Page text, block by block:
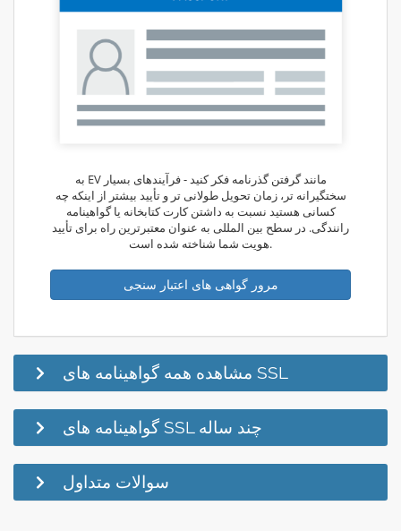
به EV مانند گرفتن گذرنامه فکر کنید - فرآیندهای بسیار
سختگیرانه تر، زمان تحویل طولانی تر و تأیید بیشتر از اینکه چه
کسانی هستید نسبت به داشتن کارت کتابخانه یا گواهینامه
رانندگی. در سطح بین المللی به عنوان معتبرترین راه برای تأیید
هویت شما شناخته شده است.
مرور گواهی های اعتبار سنجی
مشاهده همه گواهینامه های SSL
گواهینامه های SSL چند ساله
سوالات متداول